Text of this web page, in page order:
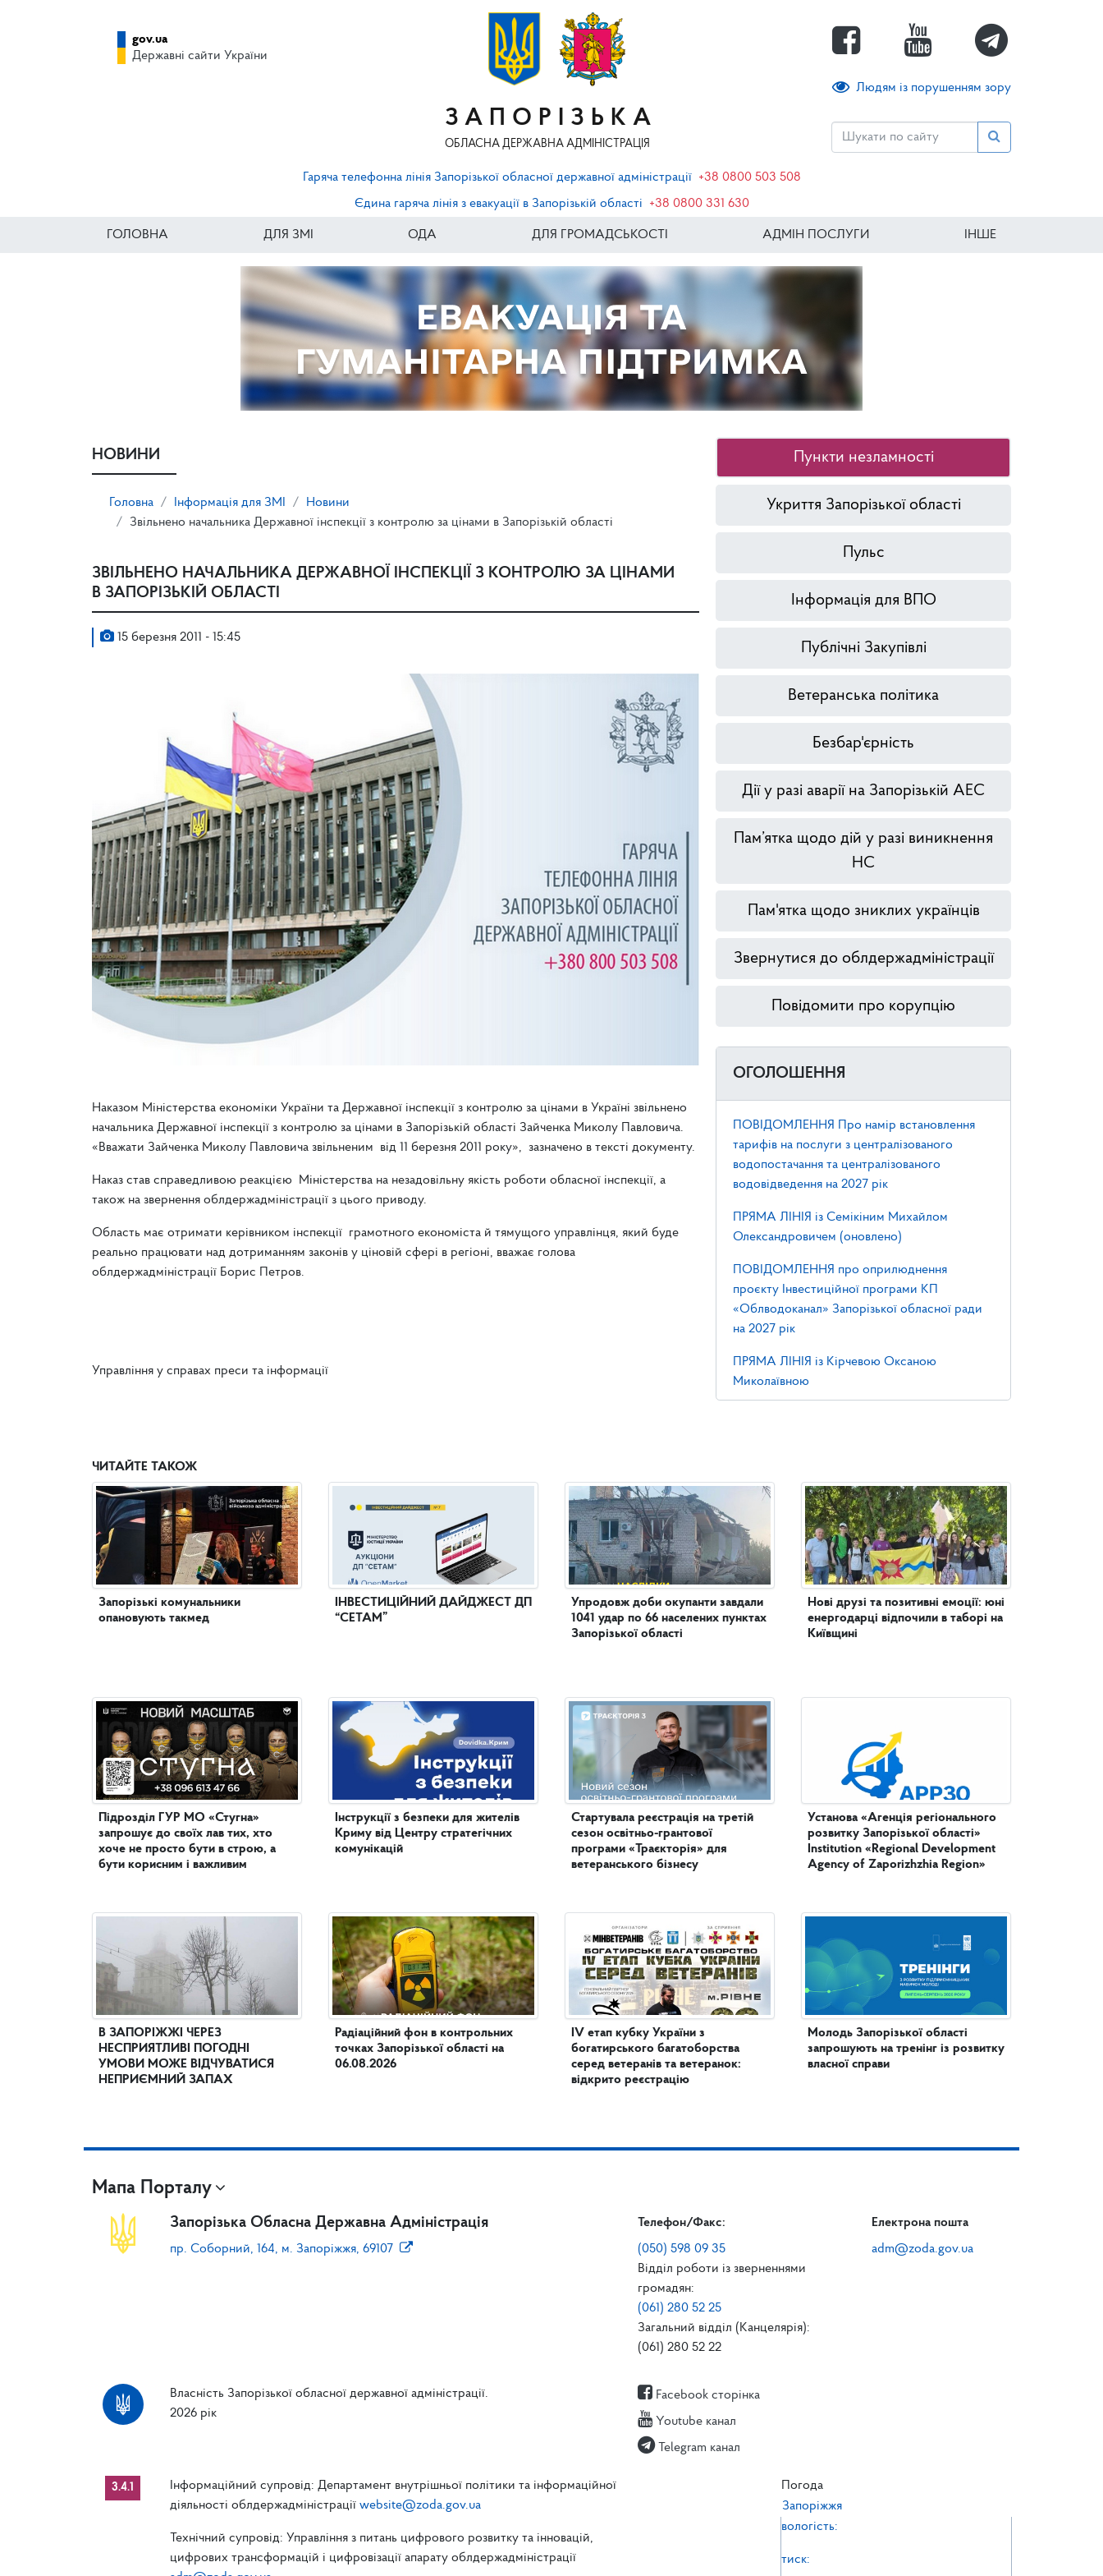
ЗАПОРІЗЬКА
ОБЛАСНА ДЕРЖАВНА АДМІНІСТРАЦІЯ
Людям із порушенням зору
gov.ua
Державні сайти України
Гаряча телефонна лінія Запорізької обласної державної адміністрації +38 0800 503 508
Єдина гаряча лінія з евакуації в Запорізькій області
+38 0800 331 630
ГОЛОВНА ДЛЯ ЗМІ ОДА ДЛЯ ГРОМАДСЬКОСТІ АДМІН ПОСЛУГИ ІНШЕ
НОВИНИ
Головна Інформація для ЗМІ
Новини
Звільнено начальника Державної інспекції з контролю за цінами в Запорізькій області
ЗВІЛЬНЕНО НАЧАЛЬНИКА ДЕРЖАВНОЇ ІНСПЕКЦІЇ З КОНТРОЛЮ ЗА ЦІНАМИ
В ЗАПОРІЗЬКІЙ ОБЛАСТІ
15 березня 2011 - 15:45
Наказом Міністерства економіки України та Державної інспекції з контролю за цінами в Україні звільнено
начальника Державної інспекції з контролю за цінами в Запорізькій області Зайченка Миколу Павловича.
«Вважати Зайченка Миколу Павловича звільненим від 11 березня 2011 року», зазначено в тексті документу.
Наказ став справедливою реакцією Міністерства на незадовільну якість роботи обласної інспекції, а
також на звернення облдержадміністрації з цього приводу.
Область має отримати керівником інспекції грамотного економіста й тямущого управлінця, який буде
реально працювати над дотриманням законів у ціновій сфері в регіоні, вважає голова
облдержадміністрації Борис Петров.
Управління у справах преси та інформації
Пункти незламності
Укриття Запорізької області
Пульс
Інформація для ВПО
Публічні Закупівлі
Ветеранська політика
Безбар'єрність
Дії у разі аварії на Запорізькій АЕС
Пам’ятка щодо дій у разі виникнення
НС
Пам'ятка щодо зниклих українців
Звернутися до облдержадміністрації
Повідомити про корупцію
ОГОЛОШЕННЯ
ПОВІДОМЛЕННЯ Про намір встановлення
тарифів на послуги з централізованого
водопостачання та централізованого
водовідведення на 2027 рік
ПРЯМА ЛІНІЯ із Семікіним Михайлом
Олександровичем (оновлено)
ПОВІДОМЛЕННЯ про оприлюднення
проєкту Інвестиційної програми КП
«Облводоканал» Запорізької обласної ради
на 2027 рік
ПРЯМА ЛІНІЯ із Кірчевою Оксаною
Миколаївною
ЧИТАЙТЕ ТАКОЖ
Запорізькі комунальники
опановують такмед
Підрозділ ГУР МО «Стугна»
запрошує до своїх лав тих, хто
хоче не просто бути в строю, а
бути корисним і важливим
В ЗАПОРІЖЖІ ЧЕРЕЗ
НЕСПРИЯТЛИВІ ПОГОДНІ
УМОВИ МОЖЕ ВІДЧУВАТИСЯ
НЕПРИЄМНИЙ ЗАПАХ
ІНВЕСТИЦІЙНИЙ ДАЙДЖЕСТ ДП
“СЕТАМ”
Інструкції з безпеки для жителів
Криму від Центру стратегічних
комунікацій
Радіаційний фон в контрольних
точках Запорізької області на
06.08.2026
Упродовж доби окупанти завдали
1041 удар по 66 населених пунктах
Запорізької області
Стартувала реєстрація на третій
сезон освітньо-грантової
програми «Траєкторія» для
ветеранського бізнесу
IV етап кубку України з
богатирського багатоборства
серед ветеранів та ветеранок:
відкрито реєстрацію
Нові друзі та позитивні емоції: юні
енергодарці відпочили в таборі на
Київщині
Установа «Агенція регіонального
розвитку Запорізької області»
Institution «Regional Development
Agency of Zaporizhzhia Region»
Молодь Запорізької області
запрошують на тренінг із розвитку
власної справи
Мапа Порталу
Запорізька Обласна Державна Адміністрація
пр. Соборний, 164, м. Запоріжжя, 69107
Телефон/Факс:
(050) 598 09 35
Відділ роботи із зверненнями
громадян:
(061) 280 52 25
Загальний відділ (Канцелярія):
(061) 280 52 22
Електрона пошта
adm@zoda.gov.ua
Власність Запорізької обласної державної адміністрації.
2026 рік
Facebook сторінка
Youtube канал
Telegram канал
3.4.1
Інформаційний супровід: Департамент внутрішньої політики та інформаційної
діяльності облдержадміністрації website@zoda.gov.ua
Технічний супровід: Управління з питань цифрового розвитку та інновацій,
цифрових трансформацій і цифровізації апарату облдержадміністрації
Погода
Запоріжжя
вологість:
тиск: